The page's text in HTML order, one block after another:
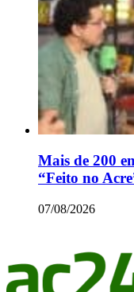
Mais de 200
“Feito no
07/08/2026